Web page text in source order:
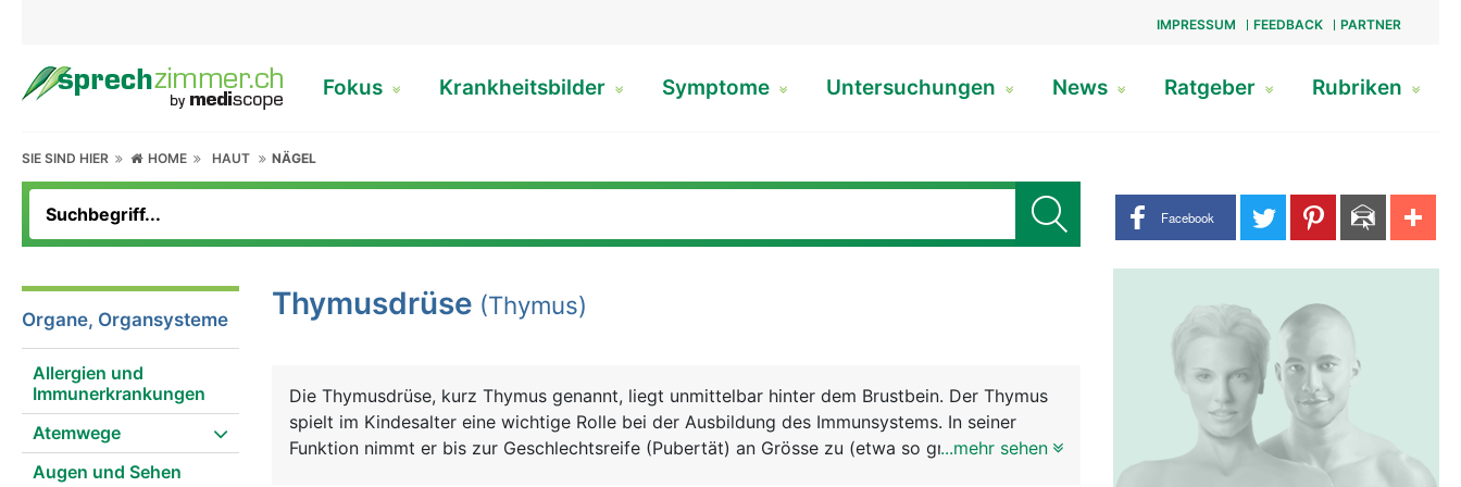
IMPRESSUM FEEDBACK PARTNER
Fokus Krankheitsbilder Symptome Untersuchungen News Ratgeber Rubriken
SIE SIND HIER HOME HAUT NÄGEL
Share buttons
Facebook
Organe, Organsysteme
Allergien und
Immunerkrankungen
Atemwege
Augen und Sehen
Thymusdrüse (Thymus)
Die Thymusdrüse, kurz Thymus genannt, liegt unmittelbar hinter dem Brustbein. Der Thymus
spielt im Kindesalter eine wichtige Rolle bei der Ausbildung des Immunsystems. In seiner
Funktion nimmt er bis zur Geschlechtsreife (Pubertät) an Grösse zu (etwa so gross wie eine
...mehr sehen